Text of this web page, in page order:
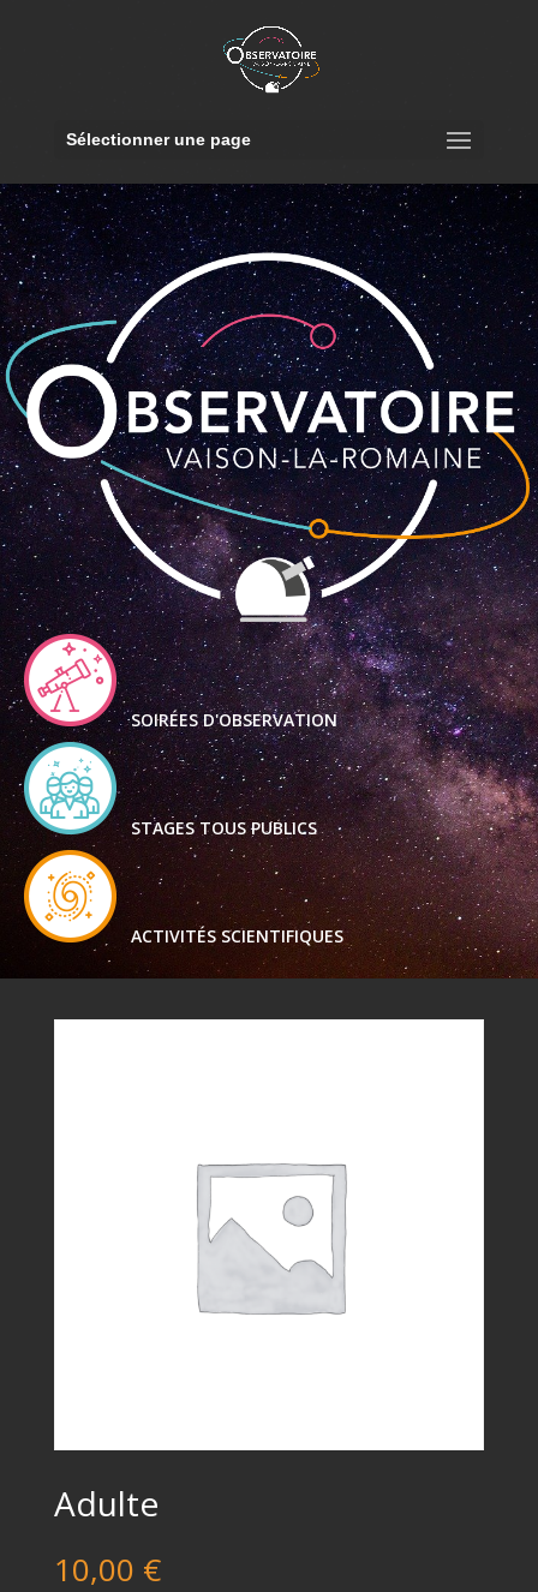
Sélectionner une page
SOIRÉES D'OBSERVATION
STAGES TOUS PUBLICS
ACTIVITÉS SCIENTIFIQUES
Adulte
10,00 €